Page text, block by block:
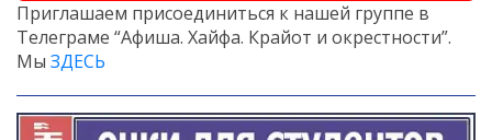
Приглашаем присоединиться к нашей группе в
Телеграме “Афиша. Хайфа. Крайот и окрестности”.
Мы ЗДЕСЬ